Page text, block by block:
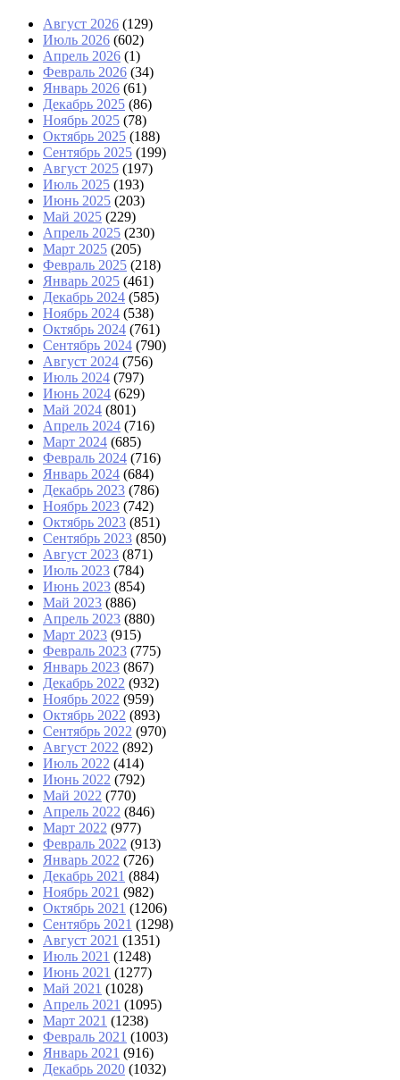
Август 2026 (129)
Июль 2026 (602)
Апрель 2026 (1)
Февраль 2026 (34)
Январь 2026 (61)
Декабрь 2025 (86)
Ноябрь 2025 (78)
Октябрь 2025 (188)
Сентябрь 2025 (199)
Август 2025 (197)
Июль 2025 (193)
Июнь 2025 (203)
Май 2025 (229)
Апрель 2025 (230)
Март 2025 (205)
Февраль 2025 (218)
Январь 2025 (461)
Декабрь 2024 (585)
Ноябрь 2024 (538)
Октябрь 2024 (761)
Сентябрь 2024 (790)
Август 2024 (756)
Июль 2024 (797)
Июнь 2024 (629)
Май 2024 (801)
Апрель 2024 (716)
Март 2024 (685)
Февраль 2024 (716)
Январь 2024 (684)
Декабрь 2023 (786)
Ноябрь 2023 (742)
Октябрь 2023 (851)
Сентябрь 2023 (850)
Август 2023 (871)
Июль 2023 (784)
Июнь 2023 (854)
Май 2023 (886)
Апрель 2023 (880)
Март 2023 (915)
Февраль 2023 (775)
Январь 2023 (867)
Декабрь 2022 (932)
Ноябрь 2022 (959)
Октябрь 2022 (893)
Сентябрь 2022 (970)
Август 2022 (892)
Июль 2022 (414)
Июнь 2022 (792)
Май 2022 (770)
Апрель 2022 (846)
Март 2022 (977)
Февраль 2022 (913)
Январь 2022 (726)
Декабрь 2021 (884)
Ноябрь 2021 (982)
Октябрь 2021 (1206)
Сентябрь 2021 (1298)
Август 2021 (1351)
Июль 2021 (1248)
Июнь 2021 (1277)
Май 2021 (1028)
Апрель 2021 (1095)
Март 2021 (1238)
Февраль 2021 (1003)
Январь 2021 (916)
Декабрь 2020 (1032)